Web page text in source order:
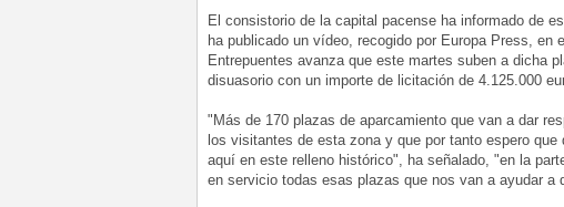
El consistorio de la capital pacense ha informado de
ha publicado un vídeo, recogido por Europa Press,
Entrepuentes avanza que este martes suben a dicha
disuasorio con un importe de licitación de 4.125.000
"Más de 170 plazas de aparcamiento que van a dar
los visitantes de esta zona y que por tanto espero
aquí en este relleno histórico", ha señalado, "en la
en servicio todas esas plazas que nos van a ayudar